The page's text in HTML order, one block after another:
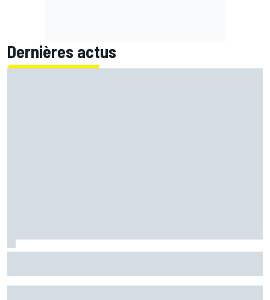
Dernières actus